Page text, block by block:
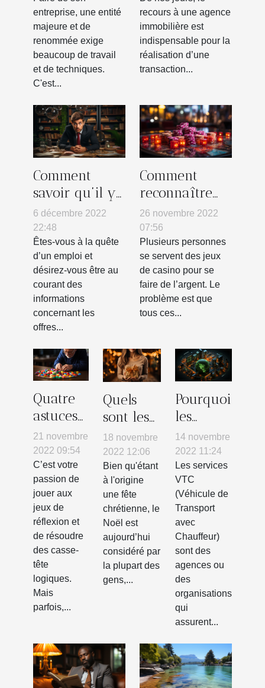
entreprise, une entité
majeure et de
renommée exige
beaucoup de travail
et de techniques.
C'est...
recours à une agence
immobilière est
indispensable pour la
réalisation d’une
transaction...
Comment
savoir qu’il y
a une offre
d’emploi
disponible ?
6 décembre 2022
22:48
Êtes-vous à la quête
d’un emploi et
désirez-vous être au
courant des
informations
concernant les
offres...
Comment
reconnaître
les casinos
non fiables ?
26 novembre 2022
07:56
Plusieurs personnes
se servent des jeux
de casino pour se
faire de l’argent. Le
problème est que
tous ces...
Quatre
astuces
efficaces
pour
résoudre
les
casse-
tête
logiques
21 novembre
2022 09:54
C’est votre
passion de
jouer aux
jeux de
réflexion et
de résoudre
des casse-
tête
logiques.
Mais
parfois,...
Quels
sont les
meilleurs
cadeaux
pour le
Noël ?
18 novembre
2022 12:06
Bien qu'étant
à l'origine
une fête
chrétienne, le
Noël est
aujourd’hui
considéré par
la plupart des
gens,...
Pourquoi
les
services
de VTC ?
14 novembre
2022 11:24
Les services
VTC
(Véhicule de
Transport
avec
Chauffeur)
sont des
agences ou
des
organisations
qui
assurent...